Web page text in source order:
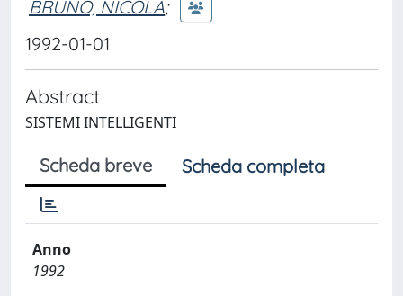
BRUNO, NICOLA;
1992-01-01
Abstract
SISTEMI INTELLIGENTI
Scheda breve Scheda completa
Anno
1992